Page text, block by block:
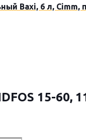
Baxi, 6 л, Cimm,
15-60,